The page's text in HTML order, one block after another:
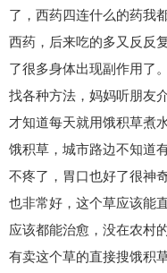
了，西药四连什么的药我
西药，后来吃的多又反反
了很多身体出现副作用了
找各种方法，妈妈听朋友
才知道每天就用饿积草煮
饿积草，城市路边不知道
不疼了，胃口也好了很神
也非常好，这个草应该能
应该都能治愈，没在农村
有卖这个草的直接搜饿积